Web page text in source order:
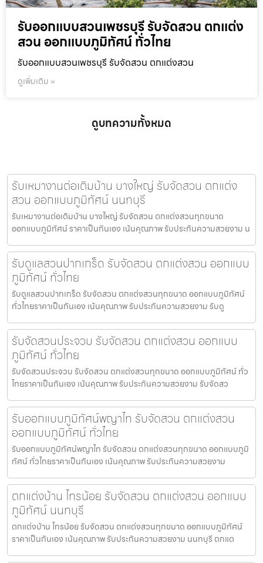
รับออกแบบสวนเพชรบุรี รับจัดสวน ตกแต่ง
สวน ออกแบบภูมิทัศน์ ทั่วไทย
รับออกแบบสวนเพชรบุรี รับจัดสวน ตกแต่งสวน
ดูเพิ่มเติม »
ดูบทความทั้งหมด
รับเหมางานต่อเติมบ้าน บางใหญ่ รับจัดสวน ตกแต่ง
สวน ออกแบบภูมิทัศน์ นนทบุรี
รับเหมางานต่อเติมบ้าน บางใหญ่ รับจัดสวน ตกแต่งสวนทุกขนาด
ออกแบบภูมิทัศน์ ราคาเป็นกันเอง เน้นคุณภาพ รับประกันความสวยงาม น
รับดูแลสวนปากเกร็ด รับจัดสวน ตกแต่งสวน ออกแบบ
ภูมิทัศน์ ทั่วไทย
รับดูแลสวนปากเกร็ด รับจัดสวน ตกแต่งสวนทุกขนาด ออกแบบภูมิทัศน์
ทั่วไทยราคาเป็นกันเอง เน้นคุณภาพ รับประกันความสวยงาม รับดู
รับจัดสวนประจวบ รับจัดสวน ตกแต่งสวน ออกแบบ
ภูมิทัศน์ ทั่วไทย
รับจัดสวนประจวบ รับจัดสวน ตกแต่งสวนทุกขนาด ออกแบบภูมิทัศน์ ทั่ว
ไทยราคาเป็นกันเอง เน้นคุณภาพ รับประกันความสวยงาม รับจัดสว
รับออกแบบภูมิทัศน์พญาไท รับจัดสวน ตกแต่งสวน
ออกแบบภูมิทัศน์ ทั่วไทย
รับออกแบบภูมิทัศน์พญาไท รับจัดสวน ตกแต่งสวนทุกขนาด ออกแบบภูมิ
ทัศน์ ทั่วไทยราคาเป็นกันเอง เน้นคุณภาพ รับประกันความสวยงาม
ตกแต่งบ้าน ไทรน้อย รับจัดสวน ตกแต่งสวน ออกแบบ
ภูมิทัศน์ นนทบุรี
ตกแต่งบ้าน ไทรน้อย รับจัดสวน ตกแต่งสวนทุกขนาด ออกแบบภูมิทัศน์
ราคาเป็นกันเอง เน้นคุณภาพ รับประกันความสวยงาม นนทบุรี ตกแต